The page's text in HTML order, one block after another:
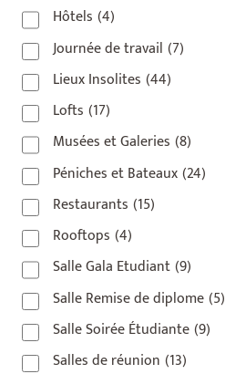
Hôtels (4)
Journée de travail (7)
Lieux Insolites (44)
Lofts (17)
Musées et Galeries (8)
Péniches et Bateaux(24)
Restaurants (15)
Rooftops (4)
Salle Gala Etudiant(9)
Salle Remise de diplome(5)
Salle Soirée Étudiante(9)
Salles de réunion (13)